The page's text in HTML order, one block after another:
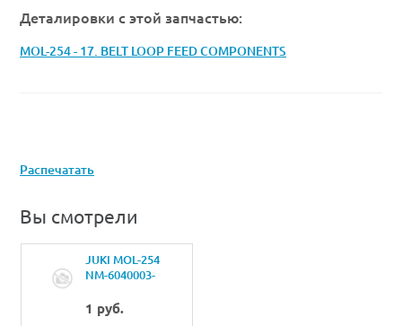
Деталировки с этой запчастью:
MOL-254 - 17. BELT LOOP FEED COMPONENTS
Распечатать
Вы смотрели
JUKI MOL-254
NM-6040003-
1 руб.